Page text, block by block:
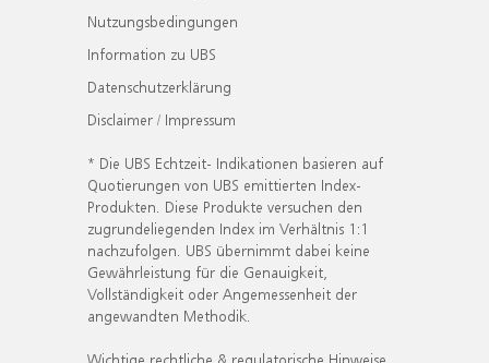
Nutzungsbedingungen
Information zu UBS
Datenschutzerklärung
Disclaimer / Impressum
* Die UBS Echtzeit- Indikationen basieren auf
Quotierungen von UBS emittierten Index-
Produkten. Diese Produkte versuchen den
zugrundeliegenden Index im Verhältnis 1:1
nachzufolgen. UBS übernimmt dabei keine
Gewährleistung für die Genauigkeit,
Vollständigkeit oder Angemessenheit der
angewandten Methodik.